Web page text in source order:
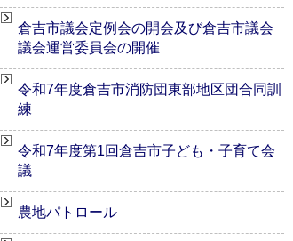
倉吉市議会定例会の開会及び倉吉市議会
議会運営委員会の開催
令和7年度倉吉市消防団東部地区団合同訓
練
令和7年度第1回倉吉市子ども・子育て会
議
農地パトロール